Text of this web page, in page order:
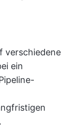
verschiedene
ein